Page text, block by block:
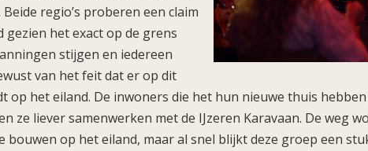
regio’s proberen een claim
het exact op de grens
stijgen en iedereen
van het feit dat er op dit
op het eiland. De inwoners die het hun nieuwe thuis
ze liever samenwerken met de IJzeren Karavaan. De weg
bouwen op het eiland, maar al snel blijkt deze groep een